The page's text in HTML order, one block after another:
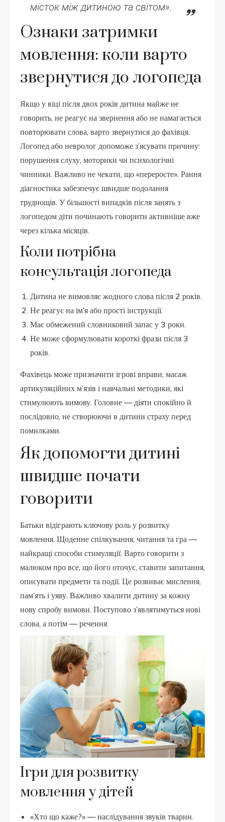
місток між дитиною та світом».
Ознаки затримки
мовлення: коли варто
звернутися до логопеда
Якщо у віці після двох років дитина майже не
говорить, не реагує на звернення або не намагається
повторювати слова, варто звернутися до фахівця.
Логопед або невролог допоможе з’ясувати причину:
порушення слуху, моторики чи психологічні
чинники. Важливо не чекати, що «переросте». Рання
діагностика забезпечує швидше подолання
труднощів. У більшості випадків після занять з
логопедом діти починають говорити активніше вже
через кілька місяців.
Коли потрібна
консультація логопеда
Дитина не вимовляє жодного слова після 2 років.
Не реагує на ім’я або прості інструкції.
Має обмежений словниковий запас у 3 роки.
Не може сформулювати короткі фрази після 3
років.
Фахівець може призначити ігрові вправи, масаж
артикуляційних м’язів і навчальні методики, які
стимулюють вимову. Головне — діяти спокійно й
послідовно, не створюючи в дитини страху перед
помилками.
Як допомогти дитині
швидше почати
говорити
Батьки відіграють ключову роль у розвитку
мовлення. Щоденне спілкування, читання та гра —
найкращі способи стимуляції. Варто говорити з
малюком про все, що його оточує, ставити запитання,
описувати предмети та події. Це розвиває мислення,
пам’ять і уяву. Важливо хвалити дитину за кожну
нову спробу вимови. Поступово з’являтимуться нові
слова, а потім — речення.
Ігри для розвитку
мовлення у дітей
«Хто що каже?» — наслідування звуків тварин.